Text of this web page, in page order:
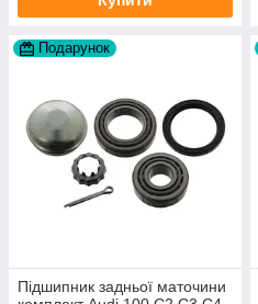
Подарунок
Підшипник задньої маточини